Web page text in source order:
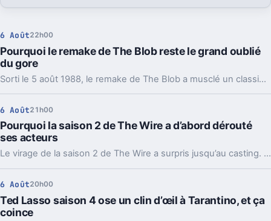
6 Août22h00
Pourquoi le remake de The Blob reste le grand oublié
du gore
Sorti le 5 août 1988, le remake de The Blob a musclé un classique des années 1950. Échec commercial à l’époque, il a pourtant laissé une vraie trace.
6 Août21h00
Pourquoi la saison 2 de The Wire a d’abord dérouté
ses acteurs
Le virage de la saison 2 de The Wire a surpris jusqu’au casting. Avec le recul, ce choix raconte ce que la série voulait vraiment montrer.
6 Août20h00
Ted Lasso saison 4 ose un clin d’œil à Tarantino, et ça
coince